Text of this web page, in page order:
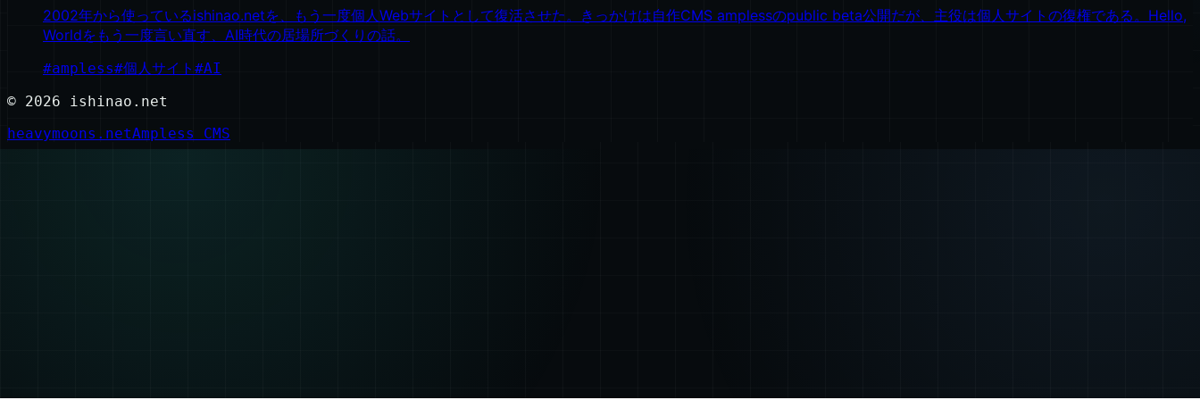
2002年から使っているishinao.netを、もう一度個人Webサイトとして復活させた。きっかけは自作CMS amplessのpublic beta公開だが、主役は個人サイトの復権である。Hello,
Worldをもう一度言い直す、AI時代の居場所づくりの話。
#ampless#個人サイト #AI
© 2026
ishinao.net
heavymoons.netAmpless CMS